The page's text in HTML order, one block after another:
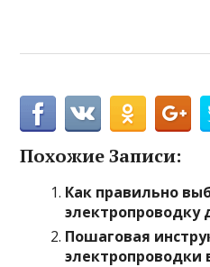
Похожие Записи:
Как правильно
электропроводку
Пошаговая
электропроводки